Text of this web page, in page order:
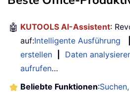
🤖 KUTOOLS AI-Assistent:
auf:Intelligente Ausführung
erstellen
Daten
aufrufen…
Beliebte Funktionen: